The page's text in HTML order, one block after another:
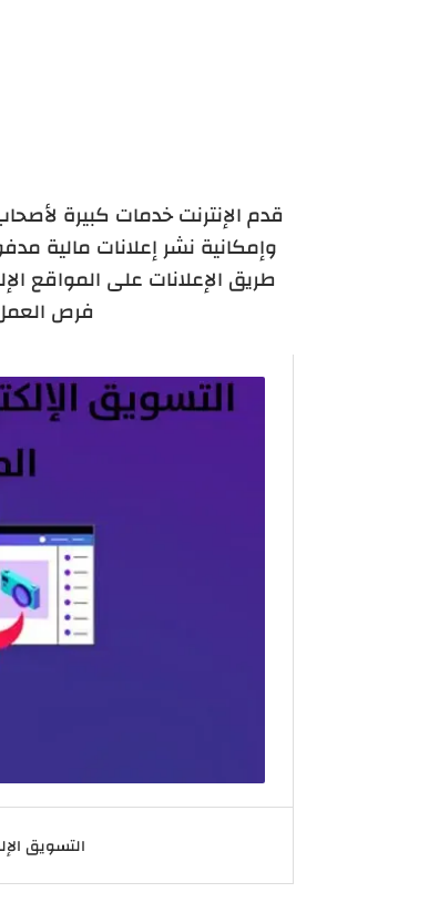
قدم الإنترنت خدمات كبيرة
وإمكانية نشر إعلانات مالية
طريق الإعلانات على المواقع
فرص العمل
التسويق